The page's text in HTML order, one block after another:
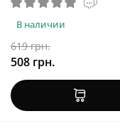
В наличии
619 грн.
508 грн.